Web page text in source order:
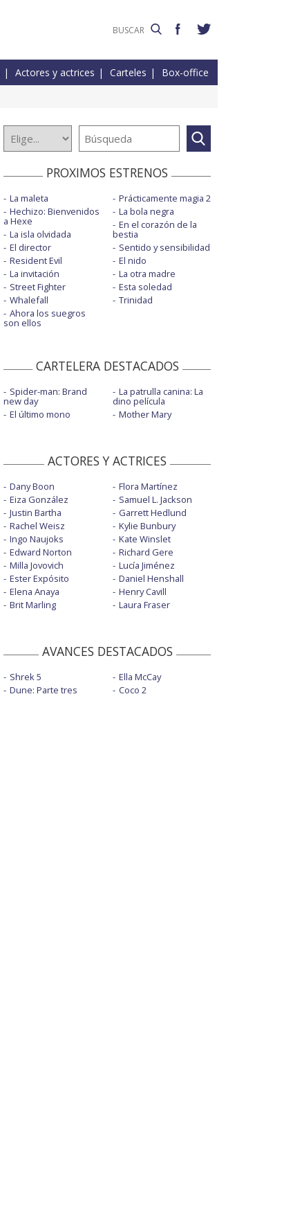
Actores y actrices Carteles Box-office
PROXIMOS ESTRENOS
La maleta
Hechizo: Bienvenidos
a Hexe
La isla olvidada
El director
Resident Evil
La invitación
Street Fighter
Whalefall
Ahora los suegros
son ellos
Prácticamente magia 2
La bola negra
En el corazón de la
bestia
Sentido y sensibilidad
El nido
La otra madre
Esta soledad
Trinidad
CARTELERA DESTACADOS
Spider-man: Brand
new day
El último mono
La patrulla canina: La
dino película
Mother Mary
ACTORES Y ACTRICES
Dany Boon
Eiza González
Justin Bartha
Rachel Weisz
Ingo Naujoks
Edward Norton
Milla Jovovich
Ester Expósito
Elena Anaya
Brit Marling
Flora Martínez
Samuel L. Jackson
Garrett Hedlund
Kylie Bunbury
Kate Winslet
Richard Gere
Lucía Jiménez
Daniel Henshall
Henry Cavill
Laura Fraser
AVANCES DESTACADOS
Shrek 5
Dune: Parte tres
Ella McCay
Coco 2